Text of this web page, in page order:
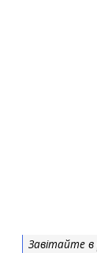
Завітайте в